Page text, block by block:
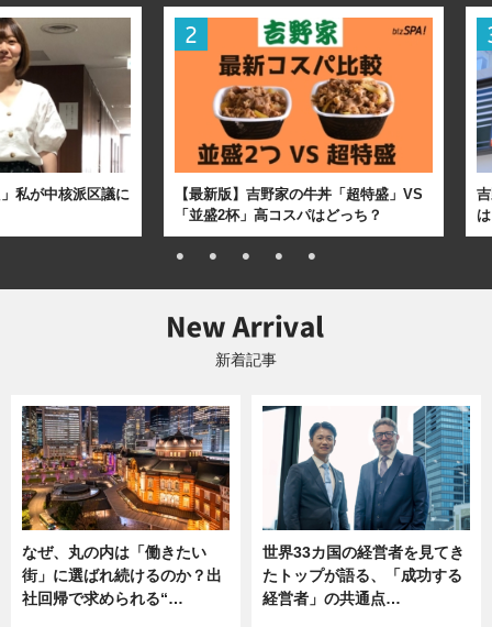
私が中核派区議に
【最新版】吉野家の牛丼「超特盛」VS
「並盛2杯」高コスパはどっち？
新着記事
なぜ、丸の内は「働きたい
街」に選ばれ続けるのか？出
社回帰で求められる“…
世界33カ国の経営者を見てき
たトップが語る、「成功する
経営者」の共通点…